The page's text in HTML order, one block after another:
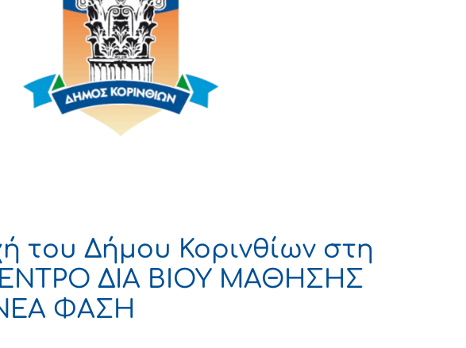
του Δήμου Κορινθίων στη
ΔΙΑ ΒΙΟΥ ΜΑΘΗΣΗΣ
ΝΕΑ ΦΑΣΗ